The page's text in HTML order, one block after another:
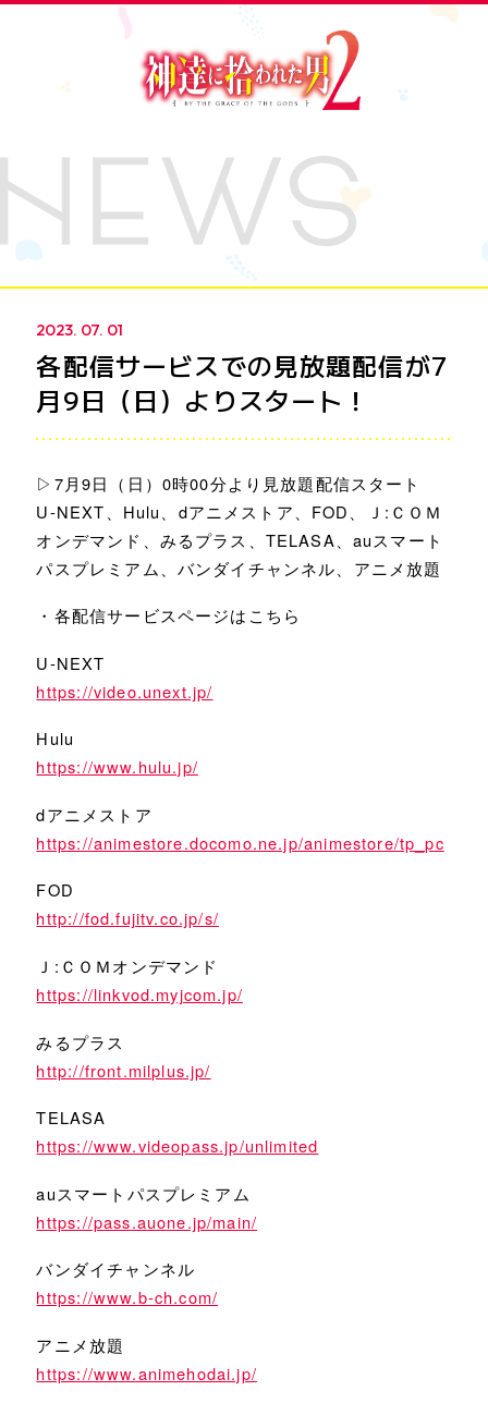
Home
News
On Air
Introduction
Character
Movie
Staff&Cast
Music
Blu-ray
Books
Twitter
Q1. TVアニメ『神達に拾われた男』のシーズン2
がいよいよはじまります。自身のキャラクターの
Q2. 本作を楽しみにしている皆様へのメッセージ
をお願いします。
2023. 07. 01
各配信サービスでの見放題配信が7
月9日（日）よりスタート！
▷7月9日（日）0時00分より見放題配信スタート
U-NEXT、Hulu、dアニメストア、FOD、Ｊ:ＣＯＭ
オンデマンド、みるプラス、TELASA、auスマート
パスプレミアム、バンダイチャンネル、アニメ放題
・各配信サービスページはこちら
U-NEXT
https://video.unext.jp/
Hulu
https://www.hulu.jp/
dアニメストア
https://animestore.docomo.ne.jp/animestore/tp_pc
FOD
http://fod.fujitv.co.jp/s/
Ｊ:ＣＯＭオンデマンド
https://linkvod.myjcom.jp/
みるプラス
http://front.milplus.jp/
TELASA
https://www.videopass.jp/unlimited
auスマートパスプレミアム
https://pass.auone.jp/main/
バンダイチャンネル
https://www.b-ch.com/
アニメ放題
https://www.animehodai.jp/